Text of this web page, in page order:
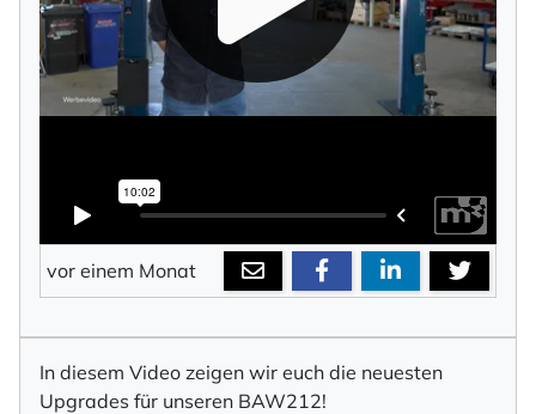
vor einem Monat
In diesem Video zeigen wir euch die neuesten
Upgrades für unseren BAW212!